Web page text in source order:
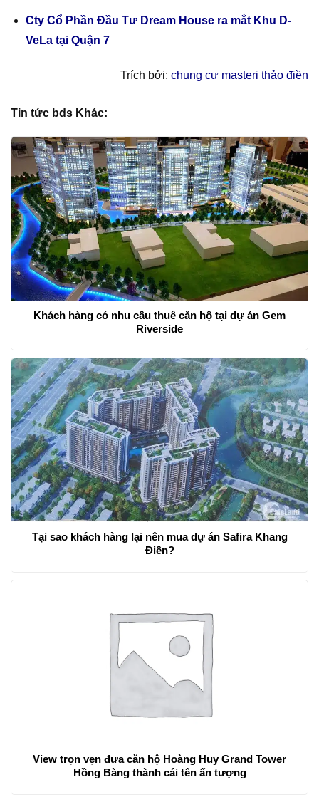
Cty Cổ Phần Đầu Tư Dream House ra mắt Khu D-
VeLa tại Quận 7
Trích bởi: chung cư masteri thảo điền
Tin tức bds Khác:
Khách hàng có nhu cầu thuê căn hộ tại dự án Gem
Riverside
Tại sao khách hàng lại nên mua dự án Safira Khang
Điền?
View trọn vẹn đưa căn hộ Hoàng Huy Grand Tower
Hồng Bàng thành cái tên ấn tượng